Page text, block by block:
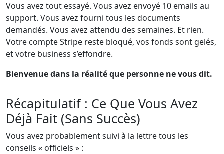
Vous avez tout essayé. Vous avez envoyé 10 emails au
support. Vous avez fourni tous les documents
demandés. Vous avez attendu des semaines. Et rien.
Votre compte Stripe reste bloqué, vos fonds sont gelés,
et votre business s’effondre.
Bienvenue dans la réalité que personne ne vous dit.
Récapitulatif : Ce Que Vous Avez
Déjà Fait (Sans Succès)
Vous avez probablement suivi à la lettre tous les
conseils « officiels » :